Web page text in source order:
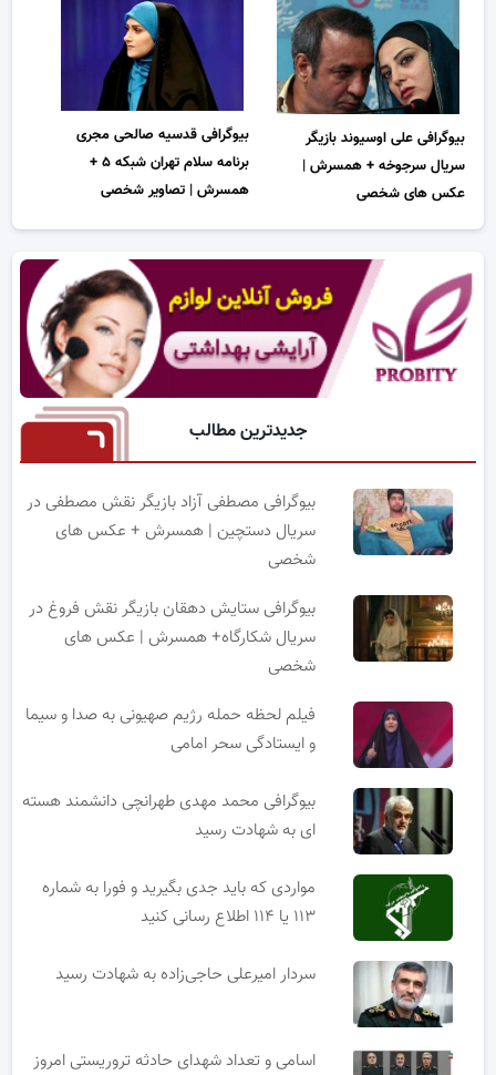
بیوگرافی علی اوسیوند بازیگر
سریال سرجوخه + همسرش |
عکس های شخصی
بیوگرافی قدسیه صالحی مجری
برنامه سلام تهران شبکه ۵ +
همسرش | تصاویر شخصی
جدیدترین مطالب
بیوگرافی مصطفی آزاد بازیگر نقش مصطفی در
سریال دستچین | همسرش + عکس های
شخصی
بیوگرافی ستایش دهقان بازیگر نقش فروغ در
سریال شکارگاه+ همسرش | عکس های
شخصی
فیلم لحظه حمله رژیم صهیونی به صدا و سیما
و ایستادگی سحر امامی
بیوگرافی محمد مهدی طهرانچی دانشمند هسته
ای به شهادت رسید
مواردی که باید جدی بگیرید و فورا به شماره
۱۱۳ یا ۱۱۴ اطلاع رسانی کنید
سردار امیرعلی حاجی‌زاده به شهادت رسید
اسامی و تعداد شهدای حادثه تروریستی امروز